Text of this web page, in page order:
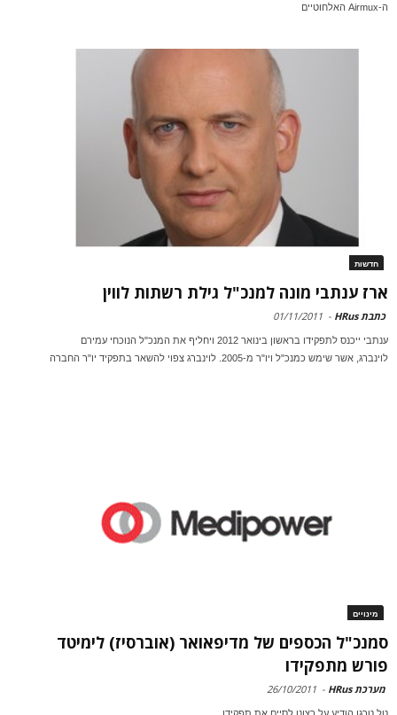
ה-Airmux האלחוטיים
חדשות
ארז ענתבי מונה למנכ"ל גילת רשתות לווין
כתבת HRus -
01/11/2011
ענתבי ייכנס לתפקידו בראשון בינואר 2012 ויחליף את המנכ"ל הנוכחי עמירם
לוינברג, אשר שימש כמנכ"ל ויו"ר מ-2005. לוינברג צפוי להשאר בתפקיד יו"ר החברה
מינויים
סמנכ"ל הכספים של מדיפאואר (אוברסיז) לימיטד
פורש מתפקידו
מערכת HRus -
26/10/2011
טל טרגן הודיע על רצונו לסיים את תפקידו